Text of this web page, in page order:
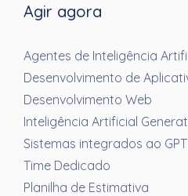
Agir agora
Agentes de Inteligência
Desenvolvimento de
Desenvolvimento Web
Inteligência Artificial
Sistemas integrados ao GPT
Time Dedicado
Planilha de Estimativa